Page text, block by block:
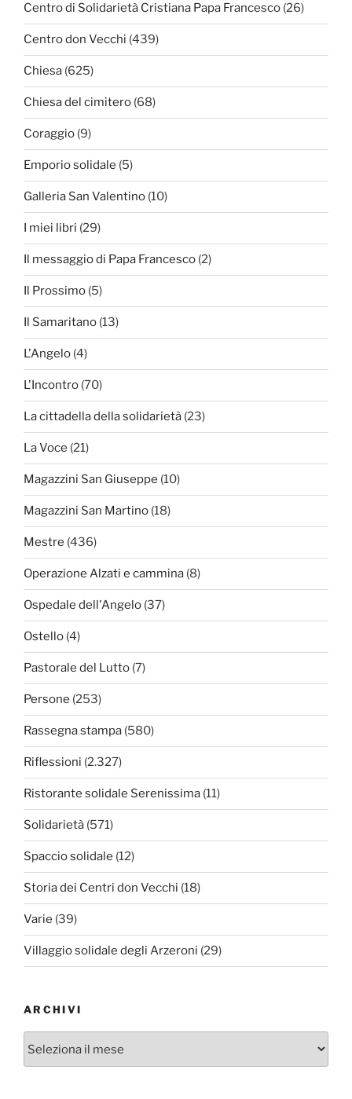
Centro di Solidarietà Cristiana Papa Francesco (26)
Centro don Vecchi (439)
Chiesa (625)
Chiesa del cimitero (68)
Coraggio (9)
Emporio solidale (5)
Galleria San Valentino (10)
I miei libri (29)
Il messaggio di Papa Francesco (2)
Il Prossimo (5)
Il Samaritano (13)
L'Angelo (4)
L'Incontro (70)
La cittadella della solidarietà (23)
La Voce (21)
Magazzini San Giuseppe (10)
Magazzini San Martino (18)
Mestre (436)
Operazione Alzati e cammina (8)
Ospedale dell'Angelo (37)
Ostello (4)
Pastorale del Lutto (7)
Persone (253)
Rassegna stampa (580)
Riflessioni (2.327)
Ristorante solidale Serenissima (11)
Solidarietà (571)
Spaccio solidale (12)
Storia dei Centri don Vecchi (18)
Varie (39)
Villaggio solidale degli Arzeroni (29)
ARCHIVI
Archivi